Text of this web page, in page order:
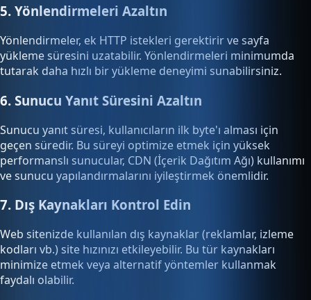
5. Yönlendirmeleri Azaltın
Yönlendirmeler, ek HTTP istekleri gerektirir ve sayfa
yükleme süresini uzatabilir. Yönlendirmeleri minimumda
tutarak daha hızlı bir yükleme deneyimi sunabilirsiniz.
6. Sunucu Yanıt Süresini Azaltın
Sunucu yanıt süresi, kullanıcıların ilk byte'ı alması için
geçen süredir. Bu süreyi optimize etmek için yüksek
performanslı sunucular, CDN (İçerik Dağıtım Ağı) kullanımı
ve sunucu yapılandırmalarını iyileştirmek önemlidir.
7. Dış Kaynakları Kontrol Edin
Web sitenizde kullanılan dış kaynaklar (reklamlar, izleme
kodları vb.) site hızınızı etkileyebilir. Bu tür kaynakları
minimize etmek veya alternatif yöntemler kullanmak
faydalı olabilir.